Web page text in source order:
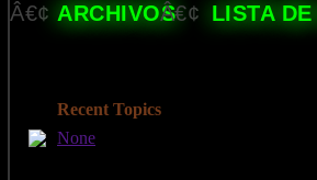
Â€¢ ARCHIVOSÂ€¢ LISTA
Recent Topics
None